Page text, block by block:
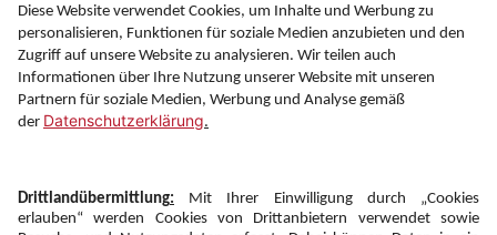
Information
Folgen Sie uns auf
Newsletter: